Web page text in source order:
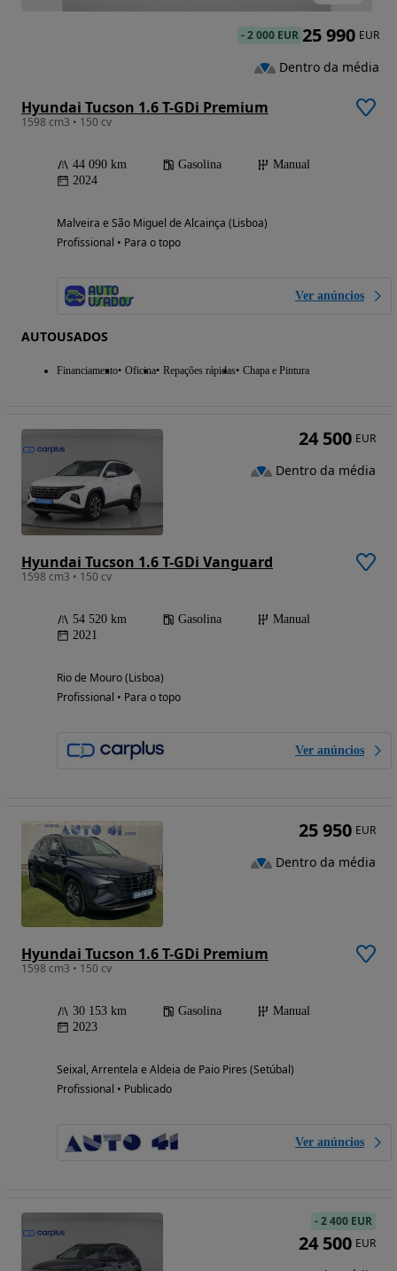
Hyundai Tucson 1.6 T-GDi Premium
1598 cm3 • 150 cv
44 090 km Gasolina
Manual
2024
Malveira e São Miguel de Alcainça (Lisboa)
Profissional • Para o topo
Ver anúncios
AUTOUSADOS
Financiamento Oficina Repações rápidas Chapa e Pintura
-2 000 EUR 25 990 EUR
Dentro da média
Hyundai Tucson 1.6 T-GDi Vanguard
1598 cm3 • 150 cv
54 520 km Gasolina
Manual
2021
Rio de Mouro (Lisboa)
Profissional • Para o topo
Ver anúncios
24 500 EUR
Dentro da média
Hyundai Tucson 1.6 T-GDi Premium
1598 cm3 • 150 cv
30 153 km Gasolina
Manual
2023
Seixal, Arrentela e Aldeia de Paio Pires (Setúbal)
Profissional • Publicado
Ver anúncios
25 950 EUR
Dentro da média
-2 400 EUR
24 500 EUR